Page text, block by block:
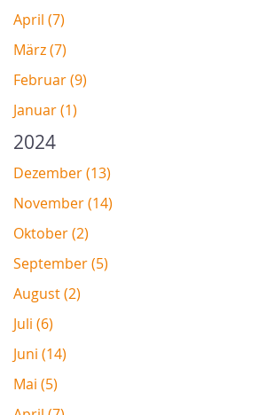
April (7)
März (7)
Februar (9)
Januar (1)
2024
Dezember (13)
November (14)
Oktober (2)
September (5)
August (2)
Juli (6)
Juni (14)
Mai (5)